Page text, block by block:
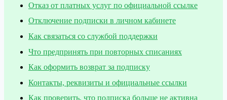
Отказ от платных услуг по официальной ссылке
Отключение подписки в личном кабинете
Как связаться со службой поддержки
Что предпринять при повторных списаниях
Как оформить возврат за подписку
Контакты, реквизиты и официальные ссылки
Как проверить, что подписка больше не активна